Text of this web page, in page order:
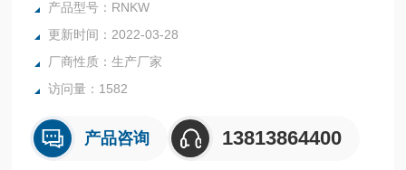
产品型号：RNKW
更新时间：2022-03-28
厂商性质：生产厂家
访问量：1582
产品咨询 13813864400